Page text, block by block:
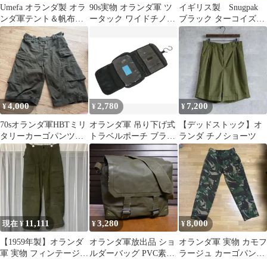
Umefa オランダ製 オラ
ンダ軍テント＆帆布バ
ッグ
90s実物 オランダ軍 ツ
ータック ワイドチノト
イギリス製 Snugpak
ブラック ターコイズ
リバーシブルナイロン
ジャケット
¥4,000
70sオランダ軍HBTミリ
タリーカーゴパンツハ
ーフパンツ
¥ 2,780
オランダ軍 吊り下げ式
トラベルポーチ ブラッ
ク ミラー付き 中古良
画像現品A
¥ 7,200
【デッドストック】オ
ランダ チノショーツ
現在 ¥ 11,111
【1959年製】オランダ
軍 実物 フィンテージ
¥3,280
オランダ軍放出品 ショ
ルダーバッグ PVC素材
¥8,000
オランダ軍 実物 カモフ
ラージュ カーゴパン